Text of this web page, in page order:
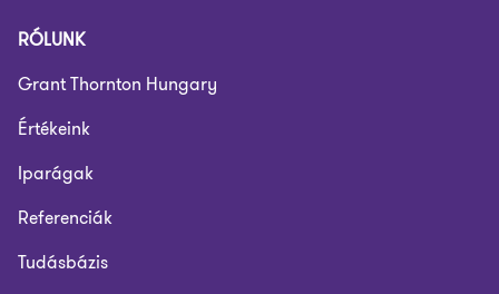
RÓLUNK
Grant Thornton Hungary
Értékeink
Iparágak
Referenciák
Tudásbázis